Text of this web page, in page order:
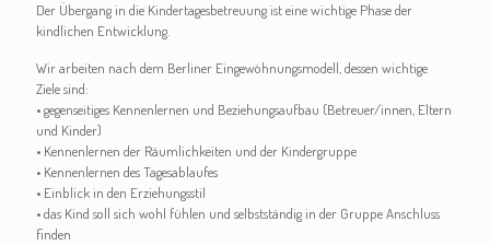
Der Übergang in die Kindertagesbetreuung ist eine wichtige Phase der
kindlichen Entwicklung.
Wir arbeiten nach dem Berliner Eingewöhnungsmodell, dessen wichtige
Ziele sind:
• gegenseitiges Kennenlernen und Beziehungsaufbau (Betreuer/innen, Eltern
und Kinder)
• Kennenlernen der Räumlichkeiten und der Kindergruppe
• Kennenlernen des Tagesablaufes
• Einblick in den Erziehungsstil
• das Kind soll sich wohl fühlen und selbstständig in der Gruppe Anschluss
finden